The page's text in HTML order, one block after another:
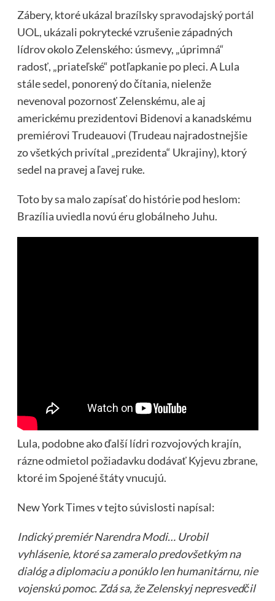
Zábery, ktoré ukázal brazílskyspravodajský portál
UOL, ukázali pokrytecké vzrušenie západných
lídrov okolo Zelenského: úsmevy, „úprimná“
radosť, „priateľské“ potľapkanie po pleci. A Lula
stále sedel, ponorený do čítania, nielenže
nevenoval pozornosť Zelenskému, ale aj
americkému prezidentovi Bidenovi a kanadskému
premiérovi Trudeauovi (Trudeau najradostnejšie
zo všetkých privítal „prezidenta“ Ukrajiny), ktorý
sedel na pravej a ľavej ruke.
Toto by sa malo zapísať do histórie pod heslom:
Brazília uviedla novú éru globálneho Juhu.
Lula, podobne ako ďalší lídri rozvojových krajín,
rázne odmietol požiadavku dodávať Kyjevu zbrane,
ktoré im Spojené štáty vnucujú.
New York Times v tejto súvislosti napísal:
Indický premiér Narendra Modi… Urobil
vyhlásenie, ktoré sa zameralo predovšetkým na
dialóg a diplomaciu a ponúklo len humanitárnu, nie
vojenskú pomoc. Zdá sa, že Zelenskyj nepresvedčil